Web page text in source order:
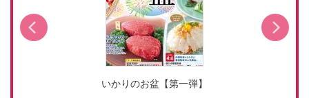
いかりのお盆【第一弾】